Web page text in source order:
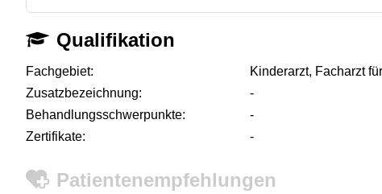
Qualifikation
Fachgebiet:
Kinderarzt, Facharzt
Zusatzbezeichnung:
-
Behandlungsschwerpunkte:
-
Zertifikate:
-
Patientenempfehlungen